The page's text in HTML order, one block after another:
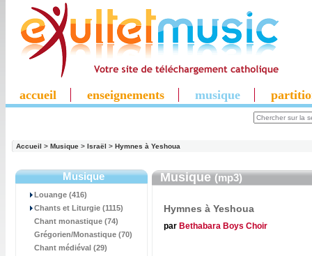
accueil enseignements musique
Accueil > Musique > Israël > Hymnes à Yeshoua
Musique
Louange (416)
Chants et Liturgie (1115)
Chant monastique (74)
Grégorien/Monastique (70)
Chant médiéval (29)
Musique(mp3)
Hymnes à Yeshoua
par Bethabara Boys Choir